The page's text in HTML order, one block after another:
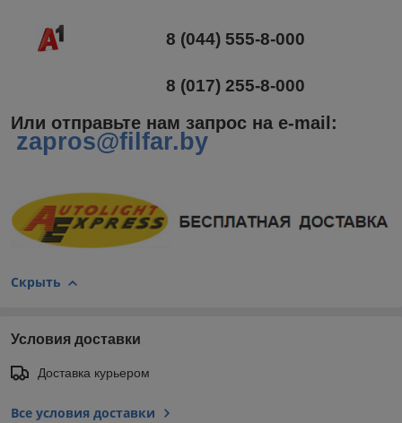
8 (044) 555-8-000
8 (017) 255-8-000
Или отправьте нам запрос на e-mail :
zapros@filfar.by
Скрыть
Условия доставки
Доставка курьером
Все условия доставки